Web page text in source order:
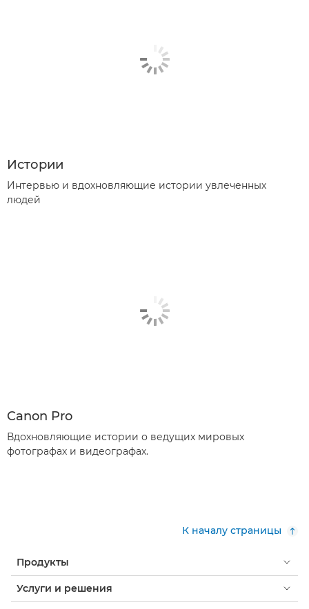
Истории
Интервью и вдохновляющие истории увлеченных
людей
Canon Pro
Вдохновляющие истории о ведущих мировых
фотографах и видеографах.
К началу страницы
Продукты
Услуги и решения